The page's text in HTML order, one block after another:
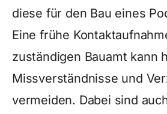
diese für den Bau eines
Eine frühe
zuständigen Bauamt kann
Missverständnisse und
vermeiden. Dabei sind